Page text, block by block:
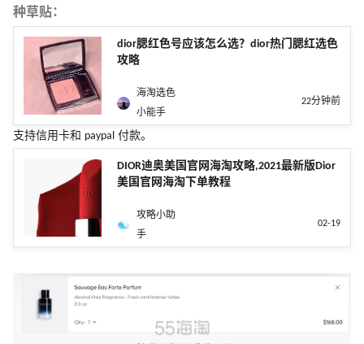
种草贴：
dior腮红色号应该怎么选？dior热门腮红选色
攻略
海淘选色
小能手
22分钟前
支持信用卡和 paypal 付款。
DIOR迪奥美国官网海淘攻略,2021最新版Dior
美国官网海淘下单教程
攻略小助
手
02-19